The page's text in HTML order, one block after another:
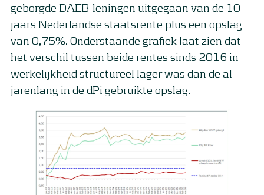
geborgde DAEB-leningen uitgegaan van de 10-
jaars Nederlandse staatsrente plus een opslag
van 0,75%. Onderstaande grafiek laat zien dat
het verschil tussen beide rentes sinds 2016 in
werkelijkheid structureel lager was dan de al
jarenlang in de dPi gebruikte opslag.